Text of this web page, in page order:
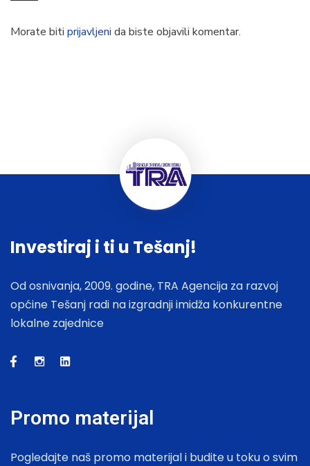
Morate biti prijavljeni da biste objavili komentar.
Investiraj i ti u Tešanj!
Od osnivanja, 2009. godine, TRA Agencija za razvoj
općine Tešanj radi na izgradnji imidža konkurentne
lokalne zajednice
Promo materijal
Pogledajte naš promo materijal i budite u toku o svim